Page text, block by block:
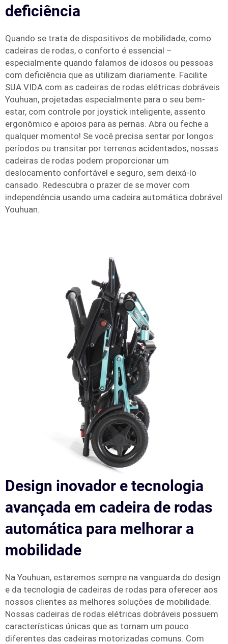
deficiência
Quando se trata de dispositivos de mobilidade, como
cadeiras de rodas, o conforto é essencial –
especialmente quando falamos de idosos ou pessoas
com deficiência que as utilizam diariamente. Facilite
SUA VIDA com as cadeiras de rodas elétricas dobráveis
Youhuan, projetadas especialmente para o seu bem-
estar, com controle por joystick inteligente, assento
ergonômico e apoios para as pernas. Abra ou feche a
qualquer momento! Se você precisa sentar por longos
períodos ou transitar por terrenos acidentados, nossas
cadeiras de rodas podem proporcionar um
deslocamento confortável e seguro, sem deixá-lo
cansado. Redescubra o prazer de se mover com
independência usando uma cadeira automática dobrável
Youhuan.
Design inovador e tecnologia
avançada em cadeira de rodas
automática para melhorar a
mobilidade
Na Youhuan, estaremos sempre na vanguarda do design
e da tecnologia de cadeiras de rodas para oferecer aos
nossos clientes as melhores soluções de mobilidade.
Nossas cadeiras de rodas elétricas dobráveis possuem
características únicas que as tornam um pouco
diferentes das cadeiras motorizadas comuns. Com